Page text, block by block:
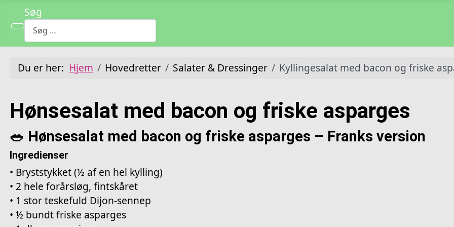
Søg
Du er her: Hjem Hovedretter Salater & Dressinger Kyllingesalat med bacon og friske
Hønsesalat med bacon og friske asparges
🥗 Hønsesalat med bacon og friske asparges – Franks version
Ingredienser
• Bryststykket (½ af en hel kylling)
• 2 hele forårsløg, fintskåret
• 1 stor teskefuld Dijon-sennep
• ½ bundt friske asparges